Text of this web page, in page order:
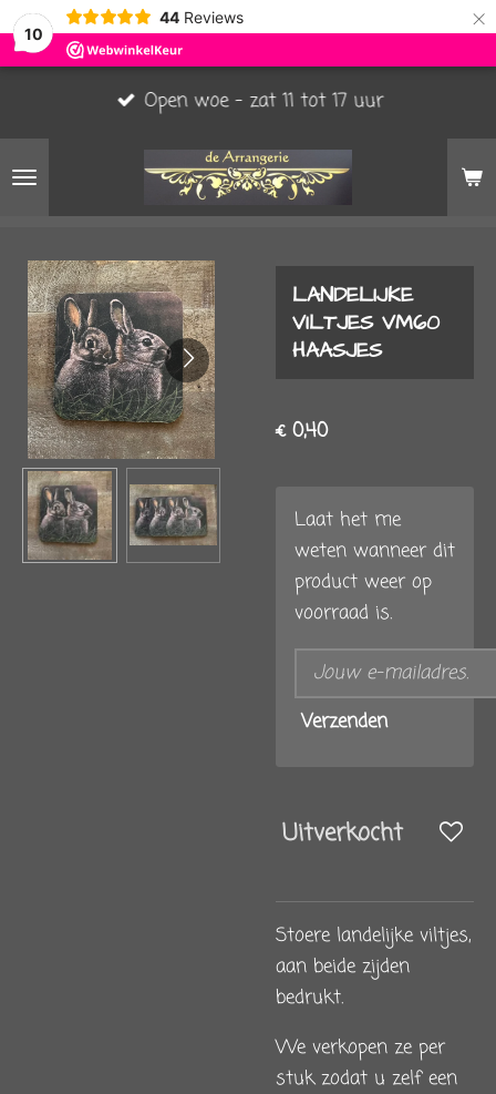
10
44 Reviews ×
Open woe - zat 11 tot 17 uur
LANDELIJKE
VILTJES VM60
HAASJES
€ 0,40
Laat het me
weten wanneer dit
product weer op
voorraad is.
Verzenden
Uitverkocht
Stoere landelijke viltjes,
aan beide zijden
bedrukt.
We verkopen ze per
stuk zodat u zelf een